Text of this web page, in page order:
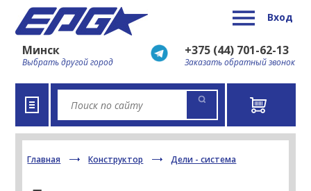
Вход
Минск
Выбрать другой город
+375 (44) 701-62-13
Заказать обратный звонок
Главная Конструктор Дели - система